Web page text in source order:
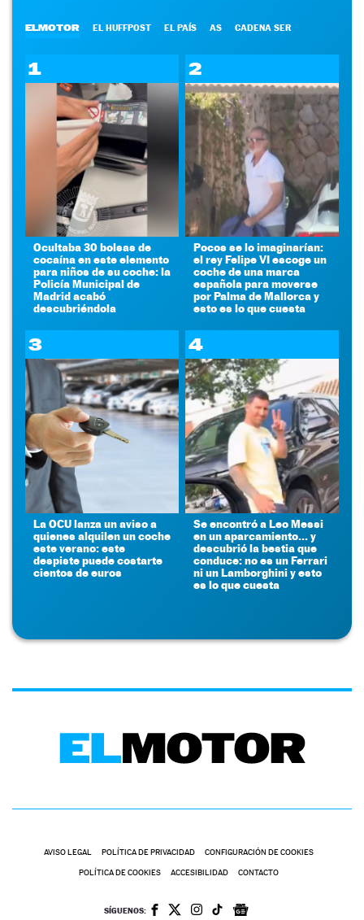
ELMOTOR EL HUFFPOST EL PAÍS AS CADENA SER
1
Ocultaba 30 bolsas de
cocaína en este elemento
para niños de su coche: la
Policía Municipal de
Madrid acabó
descubriéndola
2
Pocos se lo imaginarían:
el rey Felipe VI escoge un
coche de una marca
española para moverse
por Palma de Mallorca y
esto es lo que cuesta
3
La OCU lanza un aviso a
quienes alquilen un coche
este verano: este
despiste puede costarte
cientos de euros
4
Se encontró a Leo Messi
en un aparcamiento... y
descubrió la bestia que
conduce: no es un Ferrari
ni un Lamborghini y esto
es lo que cuesta
AVISO LEGAL POLÍTICA DE PRIVACIDAD CONFIGURACIÓN DE COOKIES
POLÍTICA DE COOKIES ACCESIBILIDAD CONTACTO
SÍGUENOS: